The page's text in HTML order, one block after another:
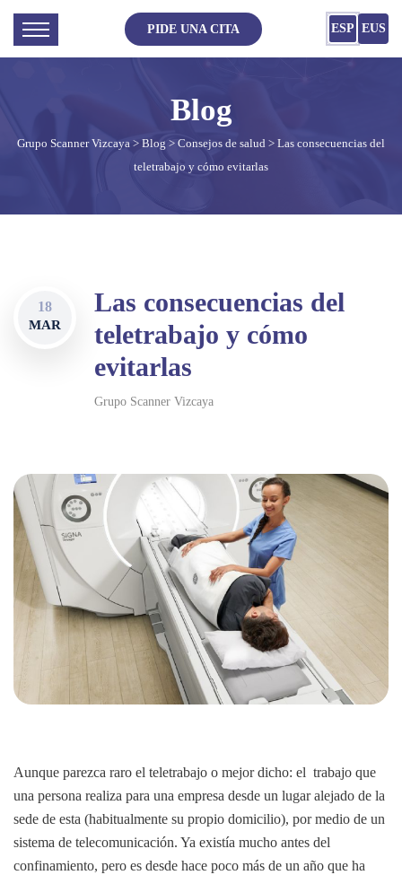
PIDE UNA CITA ESP EUS
Grupo Scanner Vizcaya > Blog > Consejos de salud > Las consecuencias del
teletrabajo y cómo evitarlas
18
MAR
Las consecuencias del
teletrabajo y cómo
evitarlas
Grupo Scanner Vizcaya
Aunque parezca raro el teletrabajo o mejor dicho: el trabajo que
una persona realiza para una empresa desde un lugar alejado de la
sede de esta (habitualmente su propio domicilio), por medio de un
sistema de telecomunicación. Ya existía mucho antes del
confinamiento, pero es desde hace poco más de un año que ha